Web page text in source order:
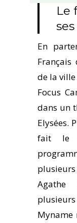
Le
En
de la
Focus
dans un
Elysées.
fait le
plusieurs
Agathe
Myname